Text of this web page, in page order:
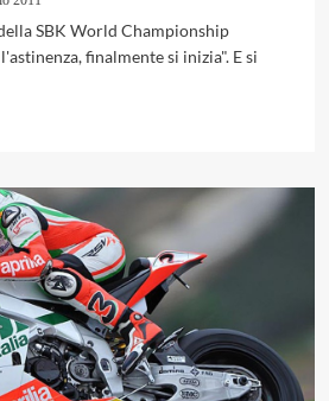
SBK World Championship
finalmente si inizia". E si